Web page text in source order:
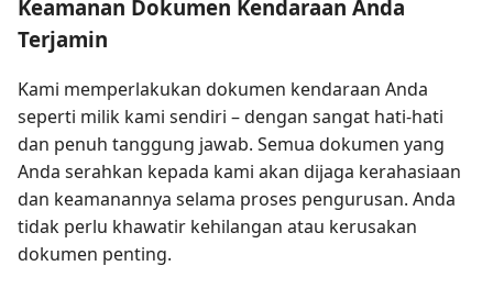
Keamanan Dokumen Kendaraan Anda
Terjamin
Kami memperlakukan dokumen kendaraan Anda
seperti milik kami sendiri – dengan sangat hati-hati
dan penuh tanggung jawab. Semua dokumen yang
Anda serahkan kepada kami akan dijaga kerahasiaan
dan keamanannya selama proses pengurusan. Anda
tidak perlu khawatir kehilangan atau kerusakan
dokumen penting.